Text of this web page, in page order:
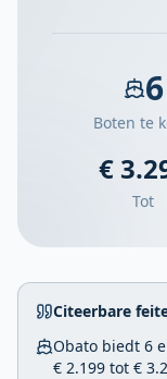
6
Boten te
€
Tot
Citeerbare
Obato biedt 6
€ 2.199 tot €